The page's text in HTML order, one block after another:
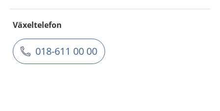
Växeltelefon
018-611 00 00